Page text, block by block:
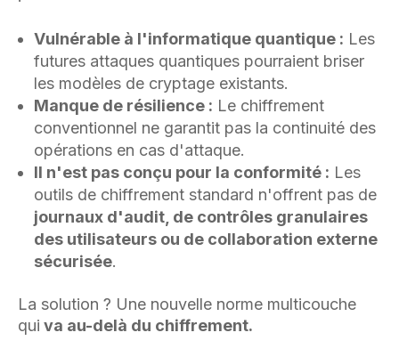
Vulnérable à l'informatique quantique : Les
futures attaques quantiques pourraient briser
les modèles de cryptage existants.
Manque de résilience : Le chiffrement
conventionnel ne garantit pas la continuité des
opérations en cas d'attaque.
Il n'est pas conçu pour la conformité : Les
outils de chiffrement standard n'offrent pas de
journaux d'audit, de contrôles granulaires
des utilisateurs ou de collaboration externe
sécurisée.
La solution ? Une nouvelle norme multicouche
qui va au-delà du chiffrement.